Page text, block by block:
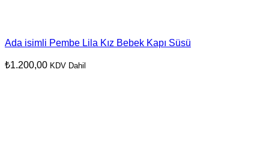
Ada isimli Pembe Lila Kız Bebek Kapı Süsü
₺1.200,00 KDV Dahil